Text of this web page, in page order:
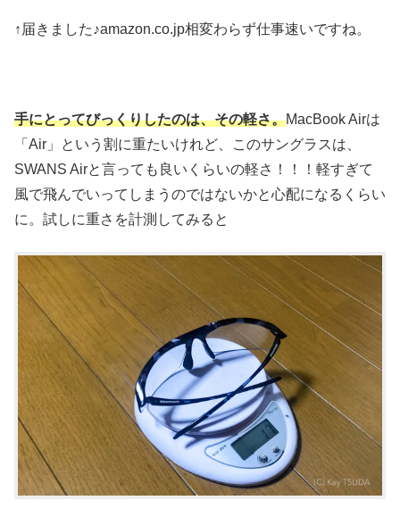
↑届きました♪amazon.co.jp相変わらず仕事速いですね。
手にとってびっくりしたのは、その軽さ。MacBook Airは
「Air」という割に重たいけれど、このサングラスは、
SWANS Airと言っても良いくらいの軽さ！！！軽すぎて
風で飛んでいってしまうのではないかと心配になるくらい
に。試しに重さを計測してみると